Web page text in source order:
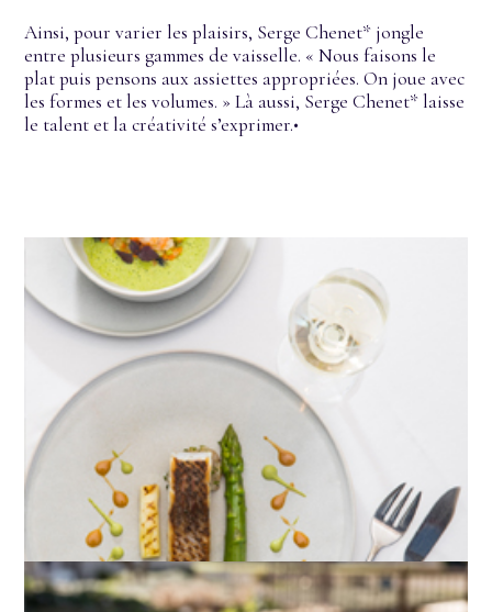
Ainsi, pour varier les plaisirs, Serge Chenet* jongle
entre plusieurs gammes de vaisselle. « Nous faisons le
plat puis pensons aux assiettes appropriées. On joue avec
les formes et les volumes. » Là aussi, Serge Chenet* laisse
le talent et la créativité s’exprimer.•